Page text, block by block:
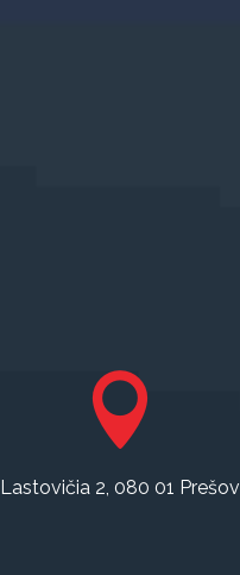
Lastovičia 2, 080 01 Prešov